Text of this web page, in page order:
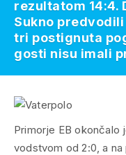
Primorje EB okončalo
vodstvom od 2:0, a
rezultatom 14:4.
Sukno
tri postignuta
gosti nisu imali